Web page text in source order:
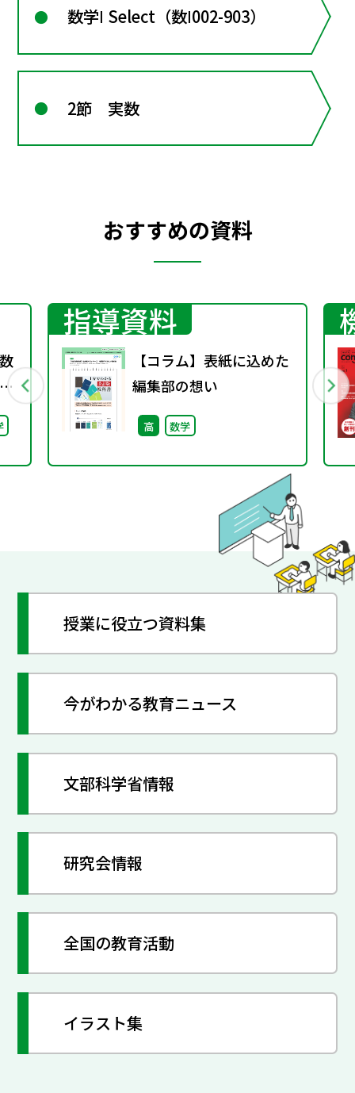
数学Ⅰ Select（数Ⅰ002-903）
2節 実数
おすすめの資料
指導資料
【コラム】表紙に込めた
編集部の想い
高 数学
授業に役立つ資料集
今がわかる教育ニュース
文部科学省情報
研究会情報
全国の教育活動
イラスト集